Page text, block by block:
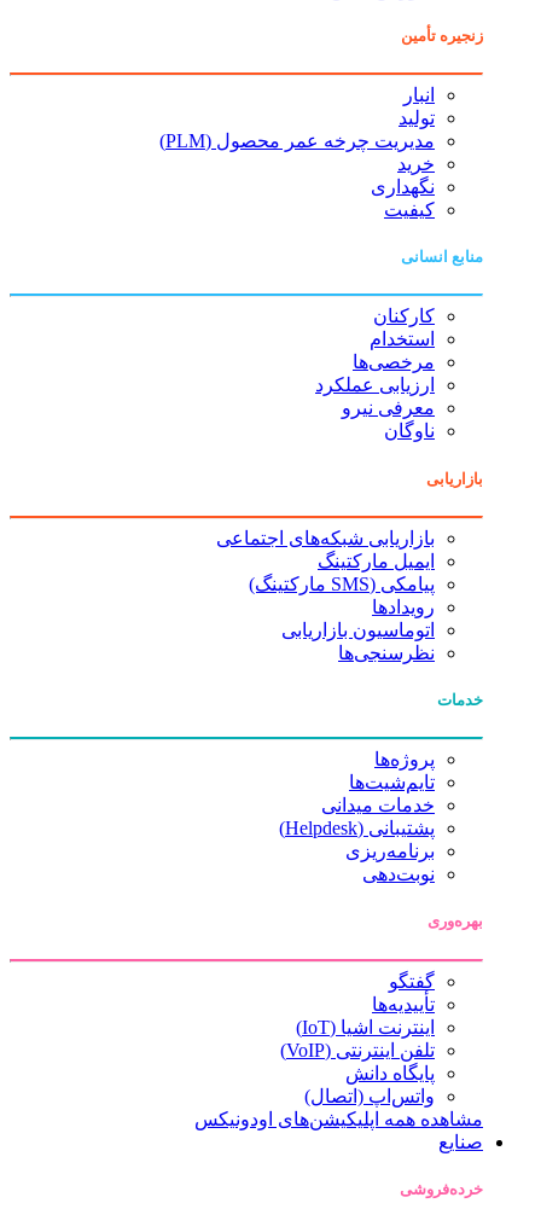
زنجیره تأمین
انبار
تولید
مدیریت چرخه عمر محصول (PLM)
خرید
نگهداری
کیفیت
منابع انسانی
کارکنان
استخدام
مرخصی‌ها
ارزیابی عملکرد
معرفی نیرو
ناوگان
بازاریابی
بازاریابی شبکه‌های اجتماعی
ایمیل مارکتینگ
پیامکی (SMS مارکتینگ)
رویدادها
اتوماسیون بازاریابی
نظرسنجی‌ها
خدمات
پروژه‌ها
تایم‌شیت‌ها
خدمات میدانی
پشتیبانی (Helpdesk)
برنامه‌ریزی
نوبت‌دهی
بهره‌وری
گفتگو
تأییدیه‌ها
اینترنت اشیا (IoT)
تلفن اینترنتی (VoIP)
پایگاه دانش
واتس‌اپ (اتصال)
مشاهده همه اپلیکیشن‌های اودونیکس
صنایع
خرده‌فروشی